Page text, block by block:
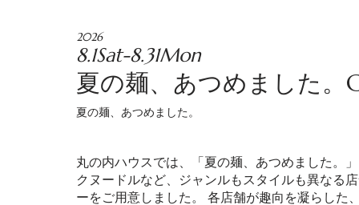
2026
8.1Sat-8.31Mon
夏の麺、あつめました。
夏の麺、あつめました。
丸の内ハウスでは、「夏の麺、あつめました。
クヌードルなど、ジャンルもスタイルも異なる
ーをご用意しました。 各店舗が趣向を凝らした